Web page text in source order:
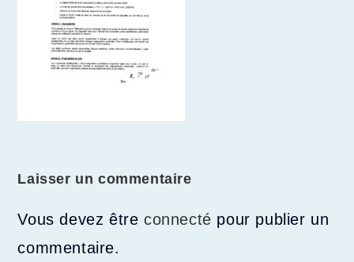
Laisser un commentaire
Vous devez êtreconnecté pour publier un
commentaire.